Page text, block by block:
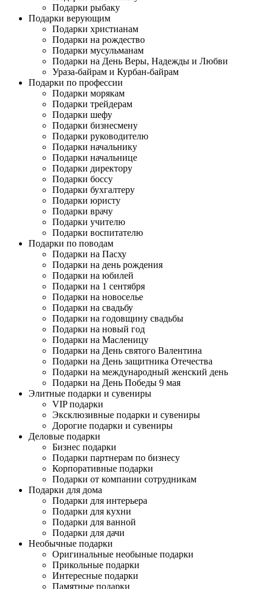
Подарки рыбаку
Подарки верующим
Подарки христианам
Подарки на рождество
Подарки мусульманам
Подарки на День Веры, Надежды и Любви
Ураза-байрам и Курбан-байрам
Подарки по профессии
Подарки морякам
Подарки трейдерам
Подарки шефу
Подарки бизнесмену
Подарки руководителю
Подарки начальнику
Подарки начальнице
Подарки директору
Подарки боссу
Подарки бухгалтеру
Подарки юристу
Подарки врачу
Подарки учителю
Подарки воспитателю
Подарки по поводам
Подарки на Пасху
Подарки на день рождения
Подарки на юбилей
Подарки на 1 сентября
Подарки на новоселье
Подарки на свадьбу
Подарки на годовщину свадьбы
Подарки на новый год
Подарки на Масленицу
Подарки на День святого Валентина
Подарки на День защитника Отечества
Подарки на международный женский день
Подарки на День Победы 9 мая
Элитные подарки и сувениры
VIP подарки
Эксклюзивные подарки и сувениры
Дорогие подарки и сувениры
Деловые подарки
Бизнес подарки
Подарки партнерам по бизнесу
Корпоративные подарки
Подарки от компании сотрудникам
Подарки для дома
Подарки для интерьера
Подарки для кухни
Подарки для ванной
Подарки для дачи
Необычные подарки
Оригинальные необыные подарки
Прикольные подарки
Интересные подарки
Памятные подарки